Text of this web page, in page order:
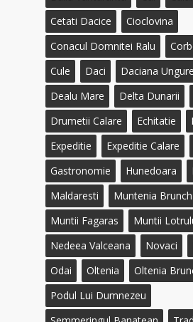
Cetati Dacice
Cioclovina
Conacul Domnitei Ralu
Cule
Daci
Daciana
Dealu Mare
Delta Dunarii
Drumetii Calare
Echitatie
Expeditie
Expeditie Calare
Gastronomie
Hunedoara
Maldaresti
Muntenia Brunch
Muntii Fagaras
Muntii
Nedeea Valceana
Novaci
Odai
Oltenia
Oltenia
Podul Lui Dumnezeu